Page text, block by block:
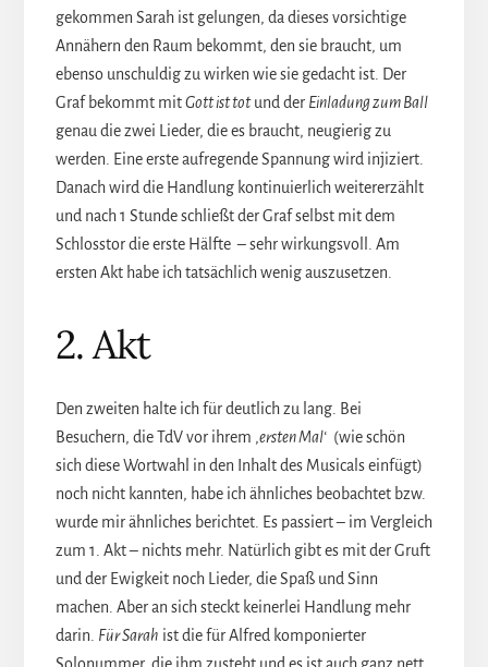
gekommen Sarah ist gelungen, da dieses vorsichtige
Annähern den Raum bekommt, den sie braucht, um
ebenso unschuldig zu wirken wie sie gedacht ist. Der
Graf bekommt mitGott ist totund der Einladung zum Ball
genau die zwei Lieder, die es braucht, neugierig zu
werden. Eine erste aufregende Spannung wird injiziert.
Danach wird die Handlung kontinuierlich weitererzählt
und nach 1 Stunde schließt der Graf selbst mit dem
Schlosstor die erste Hälfte – sehr wirkungsvoll. Am
ersten Akt habe ich tatsächlich wenig auszusetzen.
2. Akt
Den zweiten halte ich für deutlich zu lang. Bei
Besuchern, die TdV vor ihrem ‚ersten Mal‘(wie schön
sich diese Wortwahl in den Inhalt des Musicals einfügt)
noch nicht kannten, habe ich ähnliches beobachtet bzw.
wurde mir ähnliches berichtet. Es passiert – im Vergleich
zum 1. Akt – nichts mehr. Natürlich gibt es mit der Gruft
und der Ewigkeit noch Lieder, die Spaß und Sinn
machen. Aber an sich steckt keinerlei Handlung mehr
darin. Für Sarah ist die für Alfred komponierter